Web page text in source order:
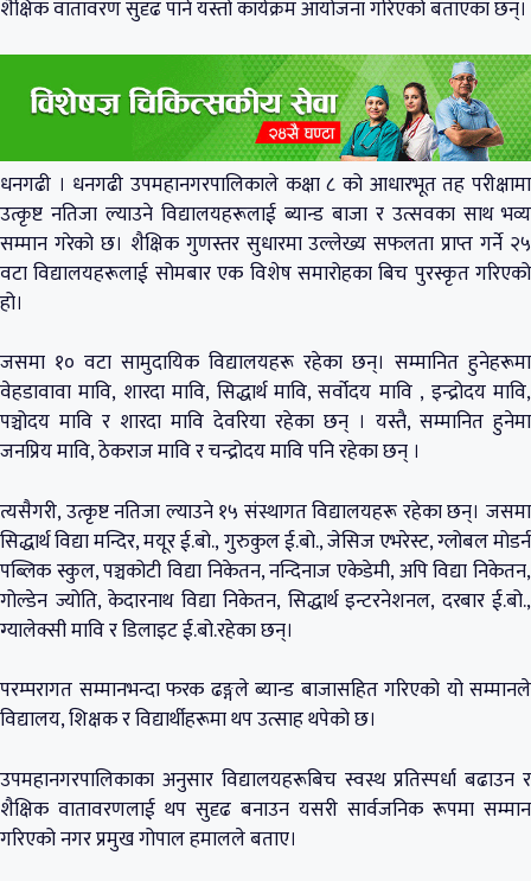
शैक्षिक वातावरण सुदृढ पार्न यस्तो कार्यक्रम आयोजना गरिएको बताएका छन्।
धनगढी । धनगढी उपमहानगरपालिकाले कक्षा ८ को आधारभूत तह परीक्षामा
उत्कृष्ट नतिजा ल्याउने विद्यालयहरूलाई ब्यान्ड बाजा र उत्सवका साथ भव्य
सम्मान गरेको छ। शैक्षिक गुणस्तर सुधारमा उल्लेख्य सफलता प्राप्त गर्ने २५
वटा विद्यालयहरूलाई सोमबार एक विशेष समारोहका बिच पुरस्कृत गरिएको
हो।
जसमा १० वटा सामुदायिक विद्यालयहरू रहेका छन्। सम्मानित हुनेहरूमा
वेहडावावा मावि, शारदा मावि, सिद्धार्थ मावि, सर्वोदय मावि , इन्द्रोदय मावि,
पञ्चोदय मावि र शारदा मावि देवरिया रहेका छन् । यस्तै, सम्मानित हुनेमा
जनप्रिय मावि, ठेकराज मावि र चन्द्रोदय मावि पनि रहेका छन् ।
त्यसैगरी, उत्कृष्ट नतिजा ल्याउने १५ संस्थागत विद्यालयहरू रहेका छन्। जसमा
सिद्धार्थ विद्या मन्दिर, मयूर ई.बो., गुरुकुल ई.बो., जेसिज एभरेस्ट, ग्लोबल मोडर्न
पब्लिक स्कुल, पञ्चकोटी विद्या निकेतन, नन्दिनाज एकेडेमी, अपि विद्या निकेतन,
गोल्डेन ज्योति, केदारनाथ विद्या निकेतन, सिद्धार्थ इन्टरनेशनल, दरबार ई.बो.,
ग्यालेक्सी मावि र डिलाइट ई.बो.रहेका छन्।
परम्परागत सम्मानभन्दा फरक ढङ्गले ब्यान्ड बाजासहित गरिएको यो सम्मानले
विद्यालय, शिक्षक र विद्यार्थीहरूमा थप उत्साह थपेको छ।
उपमहानगरपालिकाका अनुसार विद्यालयहरूबिच स्वस्थ प्रतिस्पर्धा बढाउन र
शैक्षिक वातावरणलाई थप सुदृढ बनाउन यसरी सार्वजनिक रूपमा सम्मान
गरिएको नगर प्रमुख गोपाल हमालले बताए।